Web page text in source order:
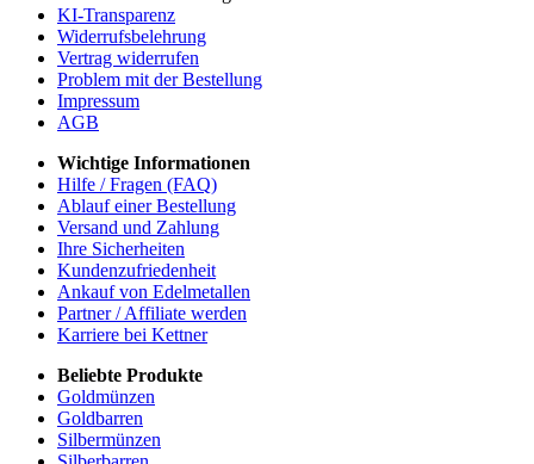
KI-Transparenz
Widerrufsbelehrung
Vertrag widerrufen
Problem mit der Bestellung
Impressum
AGB
Wichtige Informationen
Hilfe / Fragen (FAQ)
Ablauf einer Bestellung
Versand und Zahlung
Ihre Sicherheiten
Kundenzufriedenheit
Ankauf von Edelmetallen
Partner / Affiliate werden
Karriere bei Kettner
Beliebte Produkte
Goldmünzen
Goldbarren
Silbermünzen